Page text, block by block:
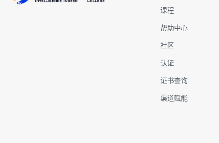
课程
帮助中心
社区
认证
证书查询
渠道赋能